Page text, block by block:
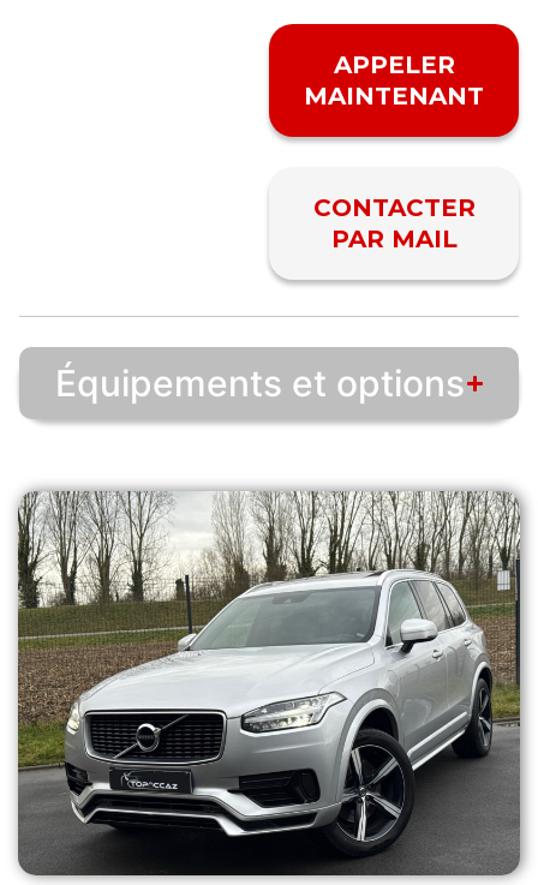
APPELER
MAINTENANT
CONTACTER
PAR MAIL
Équipements et options